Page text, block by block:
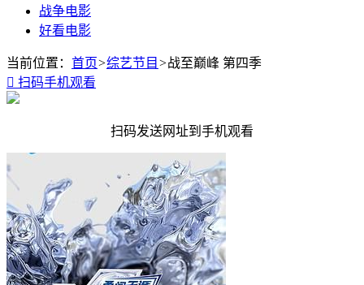
战争电影
好看电影
当前位置： 首页>综艺节目 >战至巅峰 第四季
 扫码手机观看
扫码发送网址到手机观看